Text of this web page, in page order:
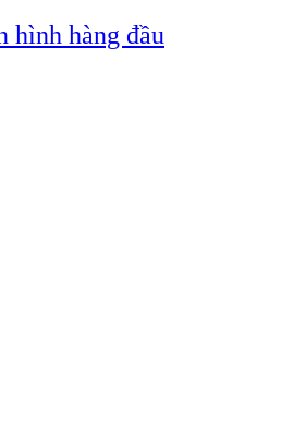
hình hàng đầu